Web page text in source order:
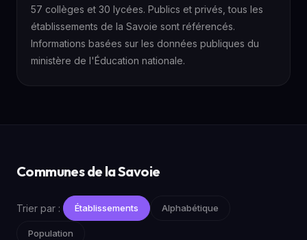
57 collèges et 30 lycées. Publics et privés, tous les
établissements de la Savoie sont référencés.
Informations basées sur les données publiques du
ministère de l'Éducation nationale.
Communes de la Savoie
Trier par : Établissements Alphabétique
Population